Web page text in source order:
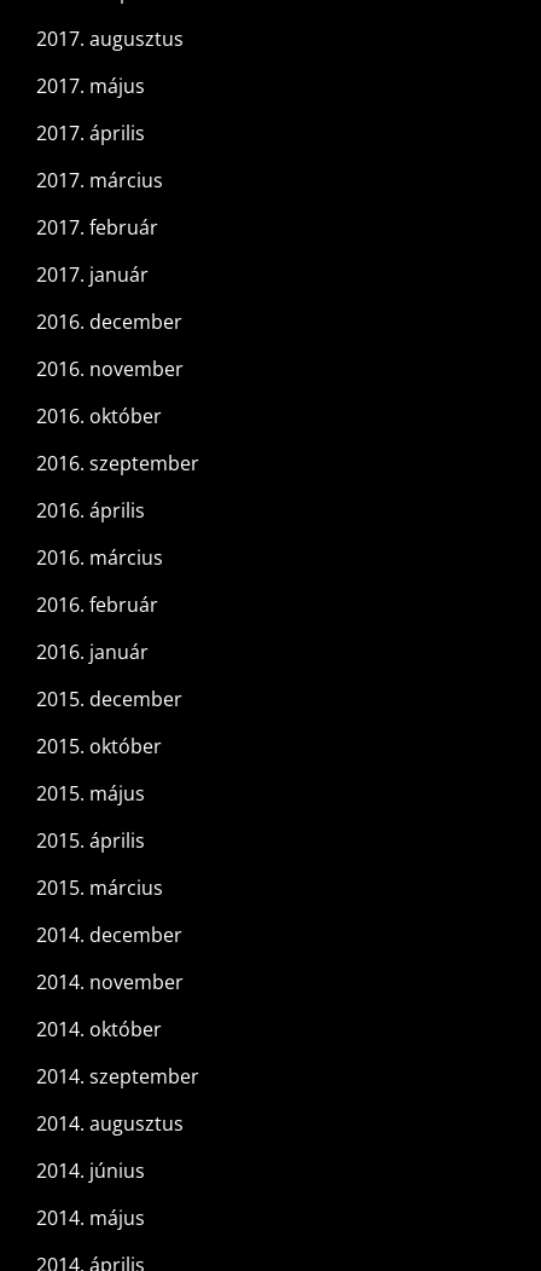
2017. augusztus
2017. május
2017. április
2017. március
2017. február
2017. január
2016. december
2016. november
2016. október
2016. szeptember
2016. április
2016. március
2016. február
2016. január
2015. december
2015. október
2015. május
2015. április
2015. március
2014. december
2014. november
2014. október
2014. szeptember
2014. augusztus
2014. június
2014. május
2014. április